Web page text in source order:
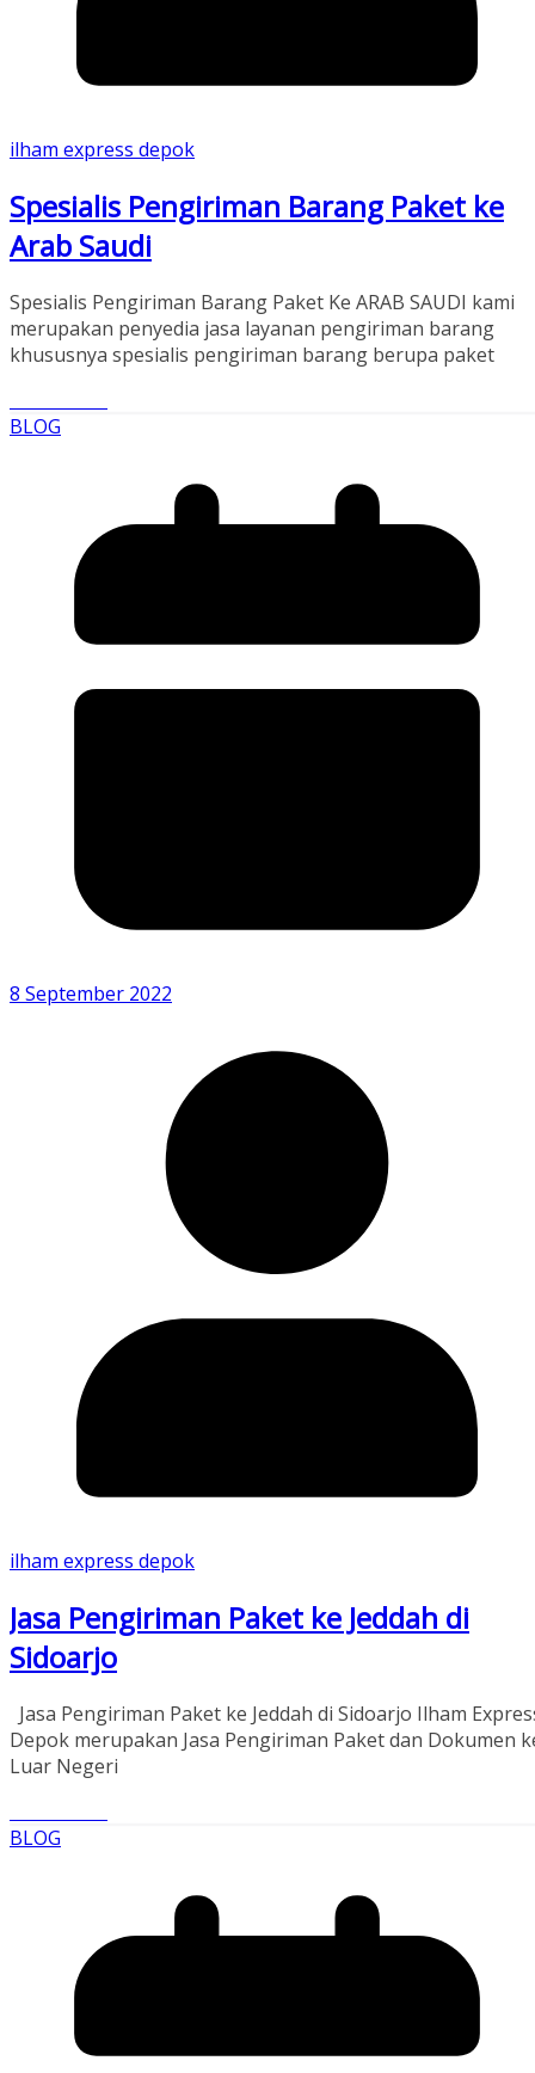
ilham express depok
Spesialis Pengiriman Barang Paket ke
Arab Saudi
Spesialis Pengiriman Barang Paket Ke ARAB SAUDI kami
merupakan penyedia jasa layanan pengiriman barang
khususnya spesialis pengiriman barang berupa paket
BLOG
8 September 2022
ilham express depok
Jasa Pengiriman Paket ke Jeddah di
Sidoarjo
Jasa Pengiriman Paket ke Jeddah di Sidoarjo Ilham
Depok merupakan Jasa Pengiriman Paket dan Dokumen
Luar Negeri
BLOG